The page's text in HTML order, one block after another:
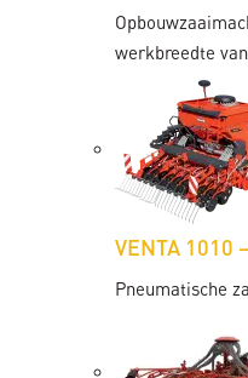
werkbreedte
VENTA 1010
Pneumatische